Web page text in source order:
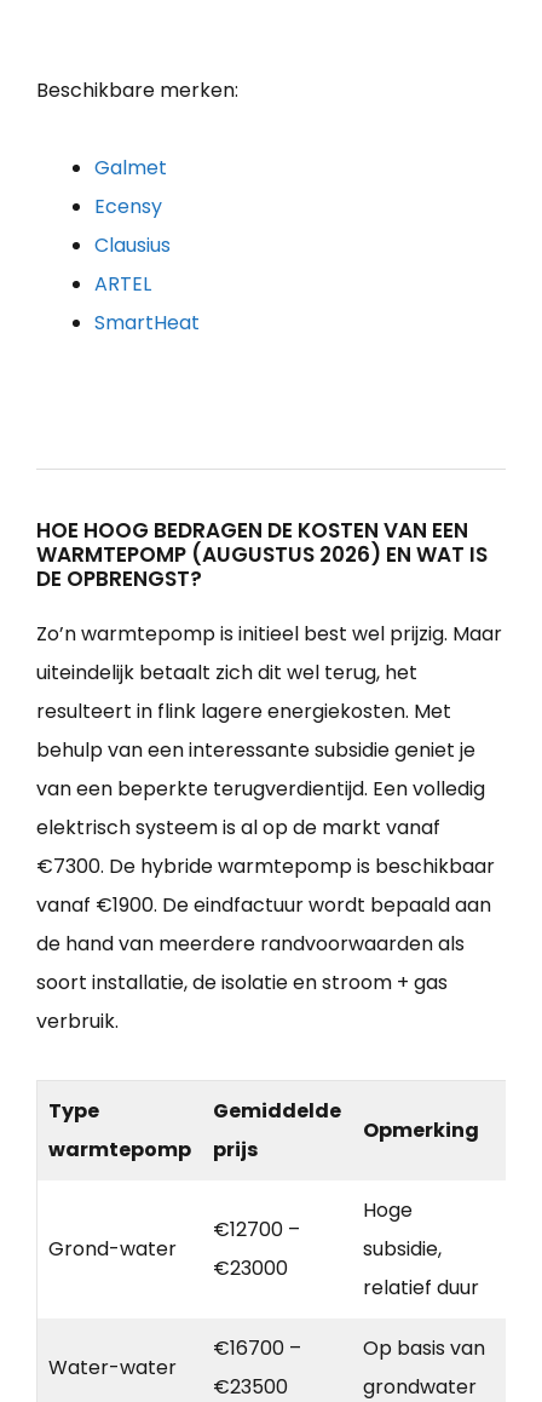
Beschikbare merken:
Galmet
Ecensy
Clausius
ARTEL
SmartHeat
HOE HOOG BEDRAGEN DE KOSTEN VAN EEN
WARMTEPOMP (AUGUSTUS 2026) EN WAT IS
DE OPBRENGST?
Zo’n warmtepomp is initieel best wel prijzig. Maar
uiteindelijk betaalt zich dit wel terug, het
resulteert in flink lagere energiekosten. Met
behulp van een interessante subsidie geniet je
van een beperkte terugverdientijd. Een volledig
elektrisch systeem is al op de markt vanaf
€7300. De hybride warmtepomp is beschikbaar
vanaf €1900. De eindfactuur wordt bepaald aan
de hand van meerdere randvoorwaarden als
soort installatie, de isolatie en stroom + gas
verbruik.
Type
warmtepomp
Gemiddelde
prijs
Opmerking
Grond-water
€12700 –
€23000
Hoge
subsidie,
relatief duur
Water-water
€16700 –
€23500
Op basis van
grondwater